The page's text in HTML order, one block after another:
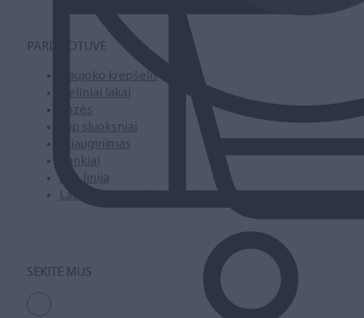
PARDUOTUVĖ
Naujoko krepšelis
Geliniai lakai
Bazės
Top sluoksniai
Priauginimas
Įrankiai
SPA linija
Laufwunder pėdų priežiūra
SEKITE MUS